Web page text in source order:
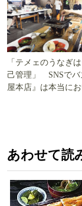
「テメェのうなぎ
己管理」 SNSでバ
屋本店』は本当に
あわせて読